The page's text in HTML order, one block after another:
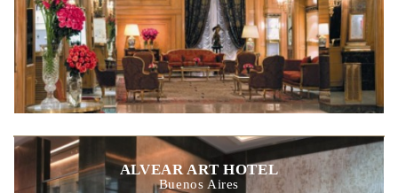
ALVEAR ART HOTEL
Buenos Aires